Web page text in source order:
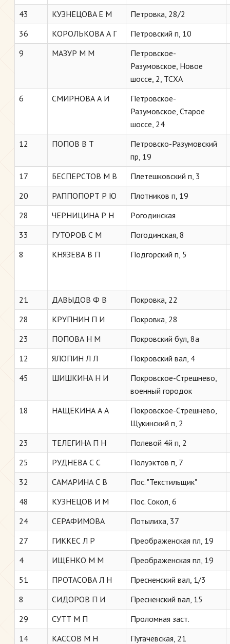
43
КУЗНЕЦОВA Е М
Петровка, 28/2
36
КОРОЛЬКОВА А Г
Петровский п, 10
9
МАЗУР М М
Петровское-
Разумовское, Новое
шоссе, 2, ТСХА
6
СМИРНОВА А И
Петровское-
Разумовское, Старое
шоссе, 24
12
ПОПОВ В Т
Петровско-Разумовский
пр, 19
17
БЕСПЕРСТОВ М В
Плетешковский п, 3
20
РАППОПОРТ Р Ю
Плотников п, 19
28
ЧЕРНИЦИНА Р Н
Pогодинская
33
ГУТОРОВ С М
Погодинская, 8
8
КНЯЗЕВА В П Подгорский п, 5
21 ДАВЫДОВ Ф В
Покровка, 22
28
КРУПНИН П И
Покровка, 28
23
ПОПОВА Н М
Покровский бул, 8а
12
ЯЛОПИН Л Л
Покровский вал, 4
45
ШИШКИНА Н И
Покровское-Стрешнево,
военный городок
18
НАЩЕКИНА А А
Покровское-Стрешнево,
Щукинский п, 2
23
ТЕЛЕГИНА П Н
Полевой 4й п, 2
25
РУДНЕВА С С
Полуэктов п, 7
32
САМАРИНА С В
Пос. "Текстильщик"
48
КУЗНЕЦОВ И М
Пос. Сокол, 6
24
СЕРАФИМОВА
Потылиха, 37
27
ГИККЕС Л Р
Преображенская пл, 19
4
ИЩЕНКО М М
Преображенская пл, 19
51
ПРОТАСОВА Л Н
Пресненский вал, 1/3
8
СИДОРОВ П И
Пресненский вал, 15
29
СУТТ М П
Проломная заст.
14
КАССОВ М Н Пугачевская, 21